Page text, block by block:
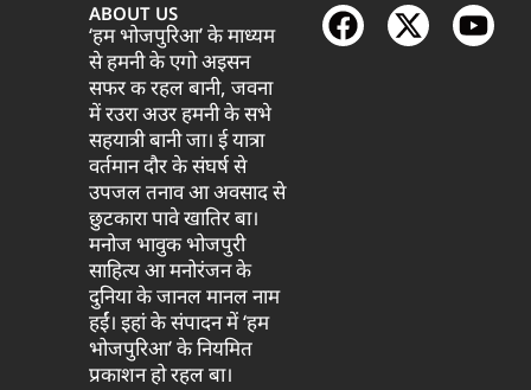
ABOUT US
‘हम भोजपुरिआ’ के माध्यम
से हमनी के एगो अइसन
सफर क रहल बानी, जवना
में रउरा अउर हमनी के सभे
सहयात्री बानी जा। ई यात्रा
वर्तमान दौर के संघर्ष से
उपजल तनाव आ अवसाद से
छुटकारा पावे खातिर बा।
मनोज भावुक भोजपुरी
साहित्य आ मनोरंजन के
दुनिया के जानल मानल नाम
हईं। इहां के संपादन में ‘हम
भोजपुरिआ’ के नियमित
प्रकाशन हो रहल बा।